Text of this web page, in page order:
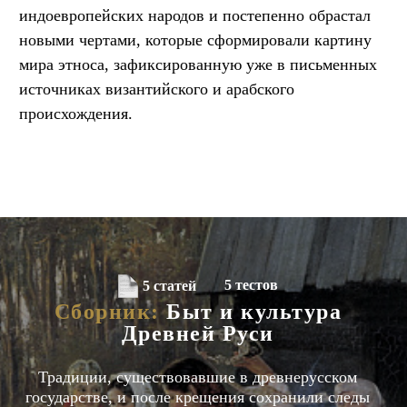
индоевропейских народов и постепенно обрастал
новыми чертами, которые сформировали картину
мира этноса, зафиксированную уже в письменных
источниках византийского и арабского
происхождения.
5 статей 5 тестов
Сборник:Быт и культура
Древней Руси
Традиции, существовавшие в древнерусском
государстве, и после крещения сохранили следы